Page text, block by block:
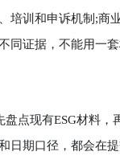
培训和申诉机制;商
同证据，不能用一套
点现有ESG材料，
日期口径，都会在